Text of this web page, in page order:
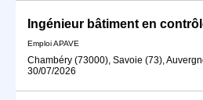
Emploi APAVE
Chambéry (73000), Savoie (73),
30/07/2026